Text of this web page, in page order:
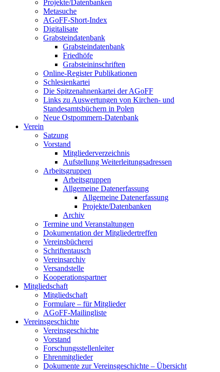
Projekte/Datenbanken
Metasuche
AGoFF-Short-Index
Digitalisate
Grabsteindatenbank
Grabsteindatenbank
Friedhöfe
Grabsteininschriften
Online-Register Publikationen
Schlesienkartei
Die Spitzenahnenkartei der AGoFF
Links zu Auswertungen von Kirchen- und
Standesamtsbüchern in Polen
Neue Ostpommern-Datenbank
Verein
Satzung
Vorstand
Mitgliederverzeichnis
Aufstellung Weiterleitungsadressen
Arbeitsgruppen
Arbeitsgruppen
Allgemeine Datenerfassung
Allgemeine Datenerfassung
Projekte/Datenbanken
Archiv
Termine und Veranstaltungen
Dokumentation der Mitgliedertreffen
Vereinsbücherei
Schriftentausch
Vereinsarchiv
Versandstelle
Kooperationspartner
Mitgliedschaft
Mitgliedschaft
Formulare – für Mitglieder
AGoFF-Mailingliste
Vereinsgeschichte
Vereinsgeschichte
Vorstand
Forschungsstellenleiter
Ehrenmitglieder
Dokumente zur Vereinsgeschichte – Übersicht